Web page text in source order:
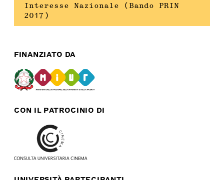
Interesse Nazionale (Bando PRIN
2017)
FINANZIATO DA
CON IL PATROCINIO DI